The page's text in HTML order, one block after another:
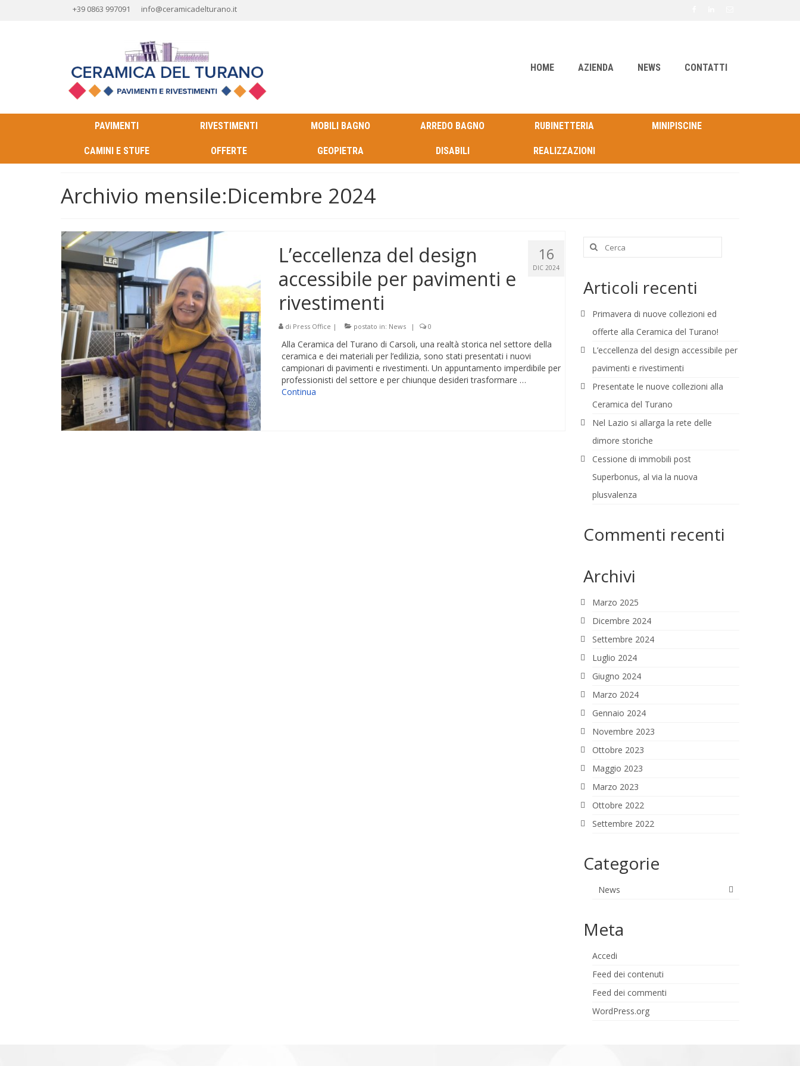
+39 0863 997091 info@ceramicadelturano.it
HOME AZIENDA NEWS CONTATTI
PAVIMENTI RIVESTIMENTI MOBILI BAGNO ARREDO BAGNO RUBINETTERIA MINIPISCINE
CAMINI E STUFE OFFERTE GEOPIETRA DISABILI REALIZZAZIONI
Archivio mensile:Dicembre 2024
16
DIC 2024
L’eccellenza del design
accessibile per pavimenti e
rivestimenti
di Press Office | postato in: News | 0
Alla Ceramica del Turano di Carsoli, una realtà storica nel settore della
ceramica e dei materiali per l’edilizia, sono stati presentati i nuovi
campionari di pavimenti e rivestimenti. Un appuntamento imperdibile per
professionisti del settore e per chiunque desideri trasformare …
Continua
Cerca:
Articoli recenti
Primavera di nuove collezioni ed
offerte alla Ceramica del Turano!
L’eccellenza del design accessibile per
pavimenti e rivestimenti
Presentate le nuove collezioni alla
Ceramica del Turano
Nel Lazio si allarga la rete delle
dimore storiche
Cessione di immobili post
Superbonus, al via la nuova
plusvalenza
Commenti recenti
Archivi
Marzo 2025
Dicembre 2024
Settembre 2024
Luglio 2024
Giugno 2024
Marzo 2024
Gennaio 2024
Novembre 2023
Ottobre 2023
Maggio 2023
Marzo 2023
Ottobre 2022
Settembre 2022
Categorie
News
Meta
Accedi
Feed dei contenuti
Feed dei commenti
WordPress.org